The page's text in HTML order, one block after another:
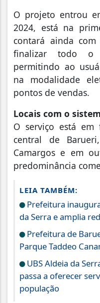
O projeto entrou
2024, está na
contará ainda
finalizar todo o
permitindo ao
na modalidade
pontos de vendas.
Locais com o
O serviço está em
central de
Camargos e em
predominância
LEIA TAMBÉM:
Prefeitura
da Serra e amplia
Prefeitura de
Parque Taddeo
UBS Aldeia da
passa a oferecer
população